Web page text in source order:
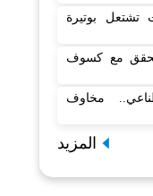
تشتعل بوتيرة
مع كسوف
مخاوف
المزيد